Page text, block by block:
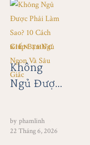
Được
Chứng
Minh
Bằng
Khoa Học
Và Tình
Thương
KIẾN THỨC
Không
Ngủ Được
Sao? 10+
Cách Giúp
by phamlinh
22 Tháng 6, 2026